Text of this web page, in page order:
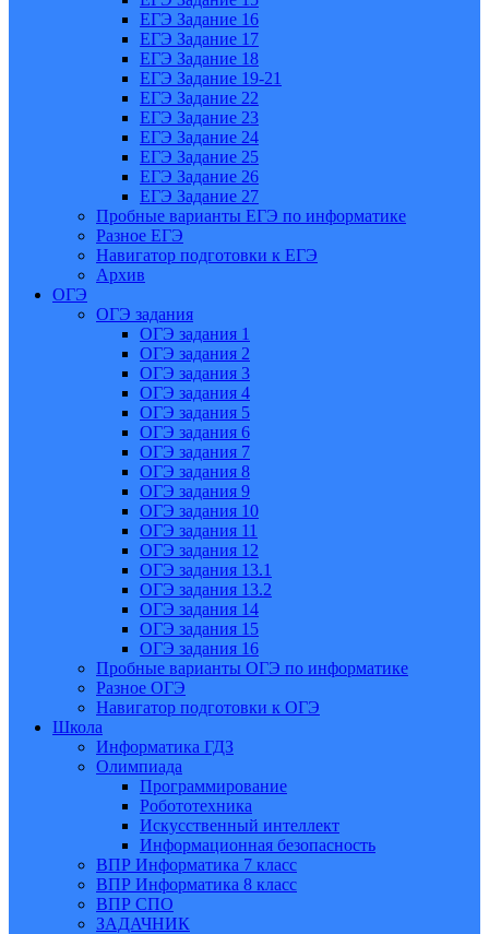
ЕГЭ Задание 16
ЕГЭ Задание 17
ЕГЭ Задание 18
ЕГЭ Задание 19-21
ЕГЭ Задание 22
ЕГЭ Задание 23
ЕГЭ Задание 24
ЕГЭ Задание 25
ЕГЭ Задание 26
ЕГЭ Задание 27
Пробные варианты ЕГЭ по информатике
Разное ЕГЭ
Навигатор подготовки к ЕГЭ
Архив
ОГЭ
ОГЭ задания
ОГЭ задания 1
ОГЭ задания 2
ОГЭ задания 3
ОГЭ задания 4
ОГЭ задания 5
ОГЭ задания 6
ОГЭ задания 7
ОГЭ задания 8
ОГЭ задания 9
ОГЭ задания 10
ОГЭ задания 11
ОГЭ задания 12
ОГЭ задания 13.1
ОГЭ задания 13.2
ОГЭ задания 14
ОГЭ задания 15
ОГЭ задания 16
Пробные варианты ОГЭ по информатике
Разное ОГЭ
Навигатор подготовки к ОГЭ
Школа
Информатика ГДЗ
Олимпиада
Программирование
Робототехника
Искусственный интеллект
Информационная безопасность
ВПР Информатика 7 класс
ВПР Информатика 8 класс
ВПР СПО
ЗАДАЧНИК